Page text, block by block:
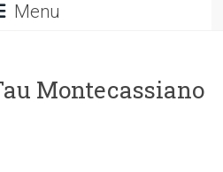
Menu
Montecassiano